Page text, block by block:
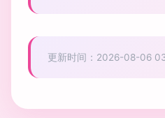
更新时间：2026-08-06